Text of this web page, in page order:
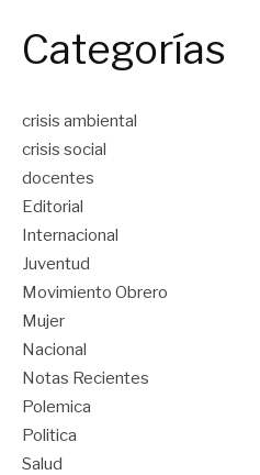
Categorías
crisis ambiental
crisis social
docentes
Editorial
Internacional
Juventud
Movimiento Obrero
Mujer
Nacional
Notas Recientes
Polemica
Politica
Salud